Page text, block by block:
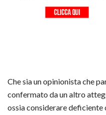
Che sia un opinionista che
confermato da un altro
ossia considerare